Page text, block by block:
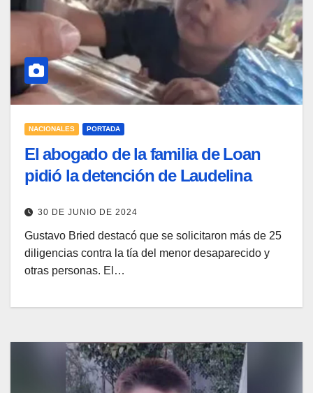
NACIONALES PORTADA
El abogado de la familia de Loan
pidió la detención de Laudelina
30 DE JUNIO DE 2024
Gustavo Bried destacó que se solicitaron más de 25
diligencias contra la tía del menor desaparecido y
otras personas. El…